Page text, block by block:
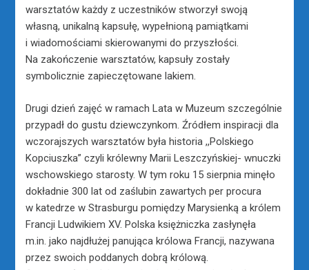
warsztatów każdy z uczestników stworzył swoją
własną, unikalną kapsułę, wypełnioną pamiątkami
i wiadomościami skierowanymi do przyszłości.
Na zakończenie warsztatów, kapsuły zostały
symbolicznie zapieczętowane lakiem.
Drugi dzień zajęć w ramach Lata w Muzeum szczególnie
przypadł do gustu dziewczynkom. Źródłem inspiracji dla
wczorajszych warsztatów była historia ,,Polskiego
Kopciuszka” czyli królewny Marii Leszczyńskiej- wnuczki
wschowskiego starosty. W tym roku 15 sierpnia minęło
dokładnie 300 lat od zaślubin zawartych per procura
w katedrze w Strasburgu pomiędzy Marysienką a królem
Francji Ludwikiem XV. Polska księżniczka zasłynęła
m.in. jako najdłużej panująca królowa Francji, nazywana
przez swoich poddanych dobrą królową.